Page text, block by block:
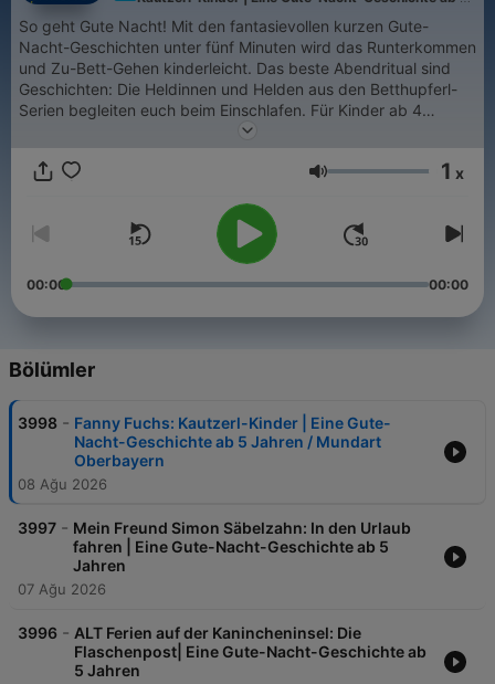
So geht Gute Nacht! Mit den fantasievollen kurzen Gute-
Nacht-Geschichten unter fünf Minuten wird das Runterkommen
und Zu-Bett-Gehen kinderleicht. Das beste Abendritual sind
Geschichten: Die Heldinnen und Helden aus den Betthupferl-
Serien begleiten euch beim Einschlafen. Für Kinder ab 4
Ses 1 x
00:00 00:00
Bölümler
3998 - Fanny Fuchs: Kautzerl-Kinder | Eine Gute-
Nacht-Geschichte ab 5 Jahren / Mundart
Oberbayern
08 Ağu 2026
3997 - Mein Freund Simon Säbelzahn: In den Urlaub
fahren | Eine Gute-Nacht-Geschichte ab 5
Jahren
07 Ağu 2026
3996 - ALT Ferien auf der Kanincheninsel: Die
Flaschenpost| Eine Gute-Nacht-Geschichte ab
5 Jahren